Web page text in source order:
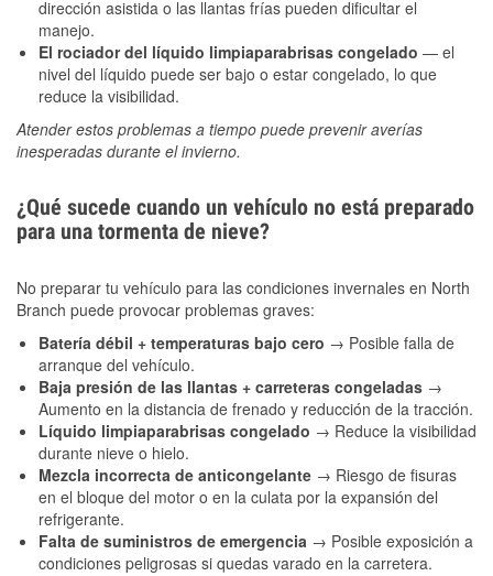
dirección asistida o las llantas frías pueden dificultar el
manejo.
El rociador del líquido limpiaparabrisas congelado — el
nivel del líquido puede ser bajo o estar congelado, lo que
reduce la visibilidad.
Atender estos problemas a tiempo puede prevenir averías
inesperadas durante el invierno.
¿Qué sucede cuando un vehículo no está preparado
para una tormenta de nieve?
No preparar tu vehículo para las condiciones invernales en North
Branch puede provocar problemas graves:
Batería débil + temperaturas bajo cero → Posible falla de
arranque del vehículo.
Baja presión de las llantas + carreteras congeladas →
Aumento en la distancia de frenado y reducción de la tracción.
Líquido limpiaparabrisas congelado → Reduce la visibilidad
durante nieve o hielo.
Mezcla incorrecta de anticongelante → Riesgo de fisuras
en el bloque del motor o en la culata por la expansión del
refrigerante.
Falta de suministros de emergencia → Posible exposición a
condiciones peligrosas si quedas varado en la carretera.